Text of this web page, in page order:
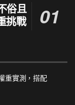
俗且
挑戰
重實測，搭配